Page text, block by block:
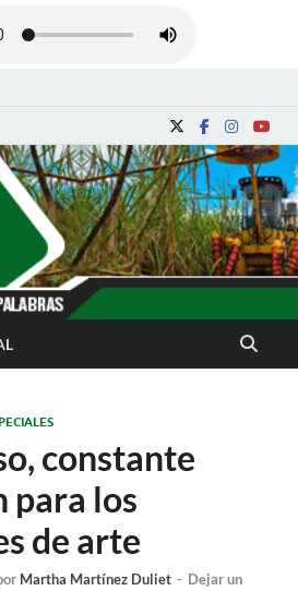
Radio Florida de
Cuba
y Actualidades de Florida, Camagüey,
constante
para los
de arte
Martha Martínez Duliet - Dejar un